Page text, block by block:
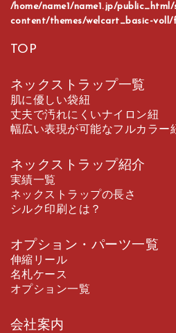
/home/name1/name1.jp/
content/themes/welcart_basic-voll/
TOP
ネックストラップ一覧
肌に優しい袋紐
丈夫で汚れにくいナイロン紐
幅広い表現が可能なフルカラー
ネックストラップ紹介
実績一覧
ネックストラップの長さ
シルク印刷とは？
オプション・パーツ一覧
伸縮リール
名札ケース
オプション一覧
会社案内